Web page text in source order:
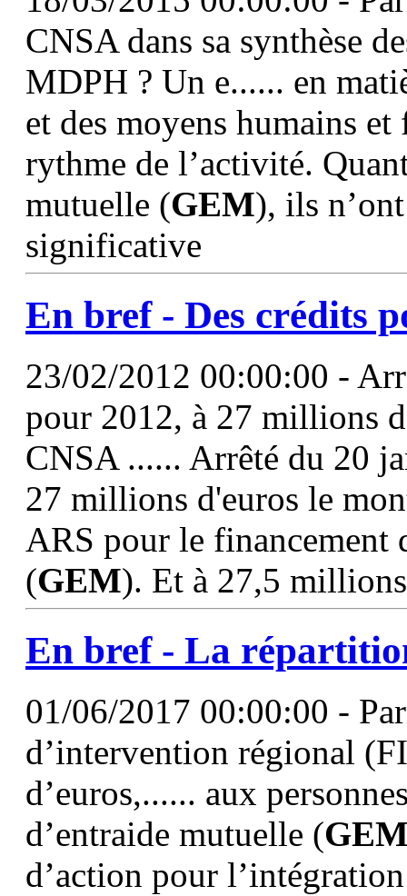
CNSA dans sa synthèse
MDPH ? Un e...... en
et des moyens humains
rythme de l’activité.
mutuelle (GEM), ils
significative
En bref - Des crédits
23/02/2012 00:00:00 -
pour 2012, à 27 millions
CNSA ...... Arrêté du 20
27 millions d'euros le
ARS pour le financement
(GEM). Et à 27,5
En bref - La
01/06/2017 00:00:00 -
d’intervention régional
d’euros,...... aux
d’entraide mutuelle (
d’action pour